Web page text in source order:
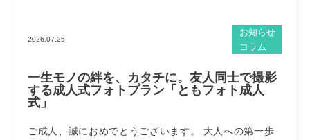
2026.07.25
お知らせ
コラム
一生モノの絆を、カタチに。友人同士で撮影
する成人式フォトプラン「ともフォト成人
式」
ご成人、誠におめでとうございます。 大人への第一歩